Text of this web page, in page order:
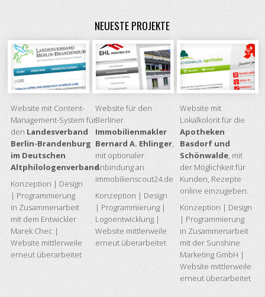
NEUESTE PROJEKTE
Website mit Content-
Management-System für
den Landesverband
Berlin-Brandenburg
im Deutschen
Altphilologenverband
Konzeption | Design
| Programmierung
in Zusammenarbeit
mit dem Entwickler
Marek Chec |
Website mittlerweile
erneut überarbeitet
Website für den
Berliner
Immobilienmakler
Bernard A. Ehlinger,
mit optionaler
Anbindung an
immobilienscout24.de
Konzeption | Design
| Programmierung |
Logoentwicklung |
Website mittlerweile
erneut überarbeitet
Website mit
Lokalkolorit für die
Apotheken
Basdorf und
Schönwalde, mit
der Möglichkeit für
Kunden, Rezepte
online einzugeben.
Konzeption | Design
| Programmierung
in Zusammenarbeit
mit der Sunshine
Marketing GmbH |
Website mittlerweile
erneut überarbeitet